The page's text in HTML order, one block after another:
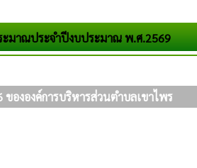
ะมาณประจำปีงบประมาณ พ.ศ.2569
ององค์การบริหารส่วนตำบลเขาไพร